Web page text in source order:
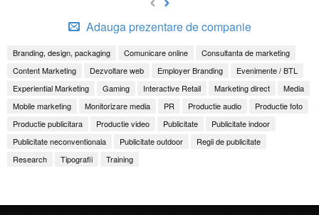
Adauga prezentare de companie
Branding, design, packaging Comunicare online
Consultanta de marketing
Content Marketing
Dezvoltare web Employer Branding
Evenimente / BTL
Experiential Marketing
Gaming Interactive Retail Marketing direct
Media
Mobile marketing
Monitorizare media PR Productie audio
Productie foto
Productie publicitara
Productie video Publicitate
Publicitate indoor
Publicitate neconventionala
Publicitate outdoor
Regii de publicitate
Research
Tipografii Training